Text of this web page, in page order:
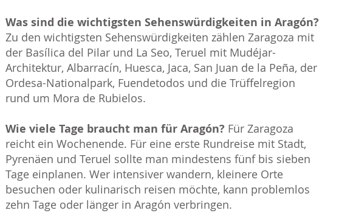
Was sind die wichtigsten Sehenswürdigkeiten in Aragón?
Zu den wichtigsten Sehenswürdigkeiten zählen Zaragoza mit
der Basílica del Pilar und La Seo, Teruel mit Mudéjar-
Architektur, Albarracín, Huesca, Jaca, San Juan de la Peña, der
Ordesa-Nationalpark, Fuendetodos und die Trüffelregion
rund um Mora de Rubielos.
Wie viele Tage braucht man für Aragón? Für Zaragoza
reicht ein Wochenende. Für eine erste Rundreise mit Stadt,
Pyrenäen und Teruel sollte man mindestens fünf bis sieben
Tage einplanen. Wer intensiver wandern, kleinere Orte
besuchen oder kulinarisch reisen möchte, kann problemlos
zehn Tage oder länger in Aragón verbringen.